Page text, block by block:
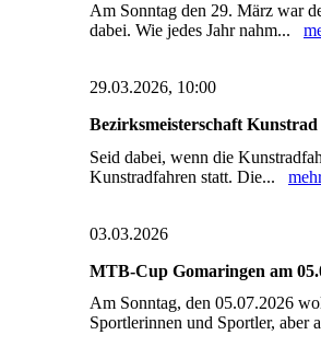
Am Sonntag den 29. März war
dabei. Wie jedes Jahr nahm...
29.03.2026, 10:00
Bezirksmeisterschaft
Seid dabei, wenn die
Kunstradfahren statt. Die...
03.03.2026
MTB-Cup Gomaringen am
Am Sonntag, den 05.07.2026
Sportlerinnen und Sportler, aber